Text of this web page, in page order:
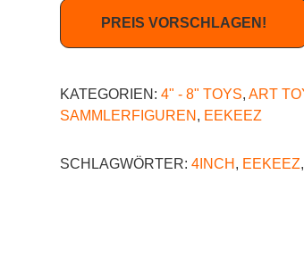
PREIS VORSCHLAGEN!
KATEGORIEN: 4" - 8" TOYS, ART
SAMMLERFIGUREN , EEKEEZ
SCHLAGWÖRTER: 4INCH , EEKEEZ,